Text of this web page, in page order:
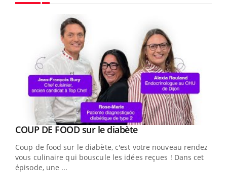
Youtube
COUP DE FOOD sur le diabèteYoutube
Coup de food sur le diabète, c'est votre nouveau rendez-
vous culinaire qui bouscule les idées reçues ! Dans cet
épisode, une ...